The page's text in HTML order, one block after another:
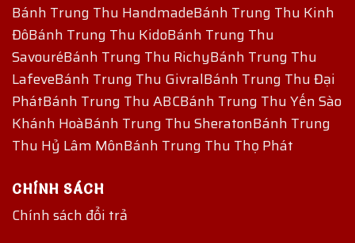
Bánh Trung Thu HandmadeBánh Trung Thu Kinh
ĐôBánh Trung Thu KidoBánh Trung Thu
SavouréBánh Trung Thu RichyBánh Trung Thu
LafeveBánh Trung Thu GivralBánh Trung Thu Đại
PhátBánh Trung Thu ABCBánh Trung Thu Yến Sào
Khánh HoàBánh Trung Thu SheratonBánh Trung
Thu Hỷ Lâm MônBánh Trung Thu Thọ Phát
CHÍNH SÁCH
Chính sách đổi trả